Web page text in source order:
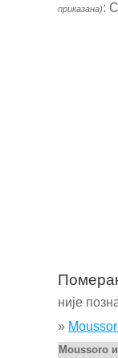
приказана):
није
»
Moussoro